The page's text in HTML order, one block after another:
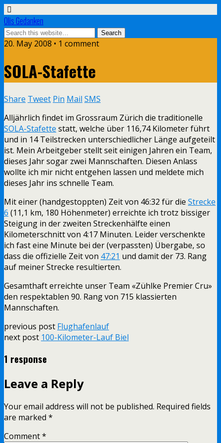
Olis Gedanken
20. May 2008 • 1 comment
SOLA-Stafette
Share Tweet Pin Mail SMS
Alljährlich findet im Grossraum Zürich die traditionelle
SOLA-Stafette statt, welche über 116,74 Kilometer führt
und in 14 Teilstrecken unterschiedlicher Länge aufgeteilt
ist. Mein Arbeitgeber stellt seit einigen Jahren ein Team,
dieses Jahr sogar zwei Mannschaften. Diesen Anlass
wollte ich mir nicht entgehen lassen und meldete mich
dieses Jahr ins schnelle Team.
Mit einer (handgestoppten) Zeit von 46:32 für die Strecke
6 (11,1 km, 180 Höhenmeter) erreichte ich trotz bissiger
Steigung in der zweiten Streckenhälfte einen
Kilometerschnitt von 4:17 Minuten. Leider verschenkte
ich fast eine Minute bei der (verpassten) Übergabe, so
dass die offizielle Zeit von 47:21 und damit der 73. Rang
auf meiner Strecke resultierten.
Gesamthaft erreichte unser Team «Zühlke Premier Cru»
den respektablen 90. Rang von 715 klassierten
Mannschaften.
previous post Flughafenlauf
next post 100-Kilometer-Lauf Biel
1 response
Leave a Reply
Your email address will not be published. Required fields
are marked *
Comment*